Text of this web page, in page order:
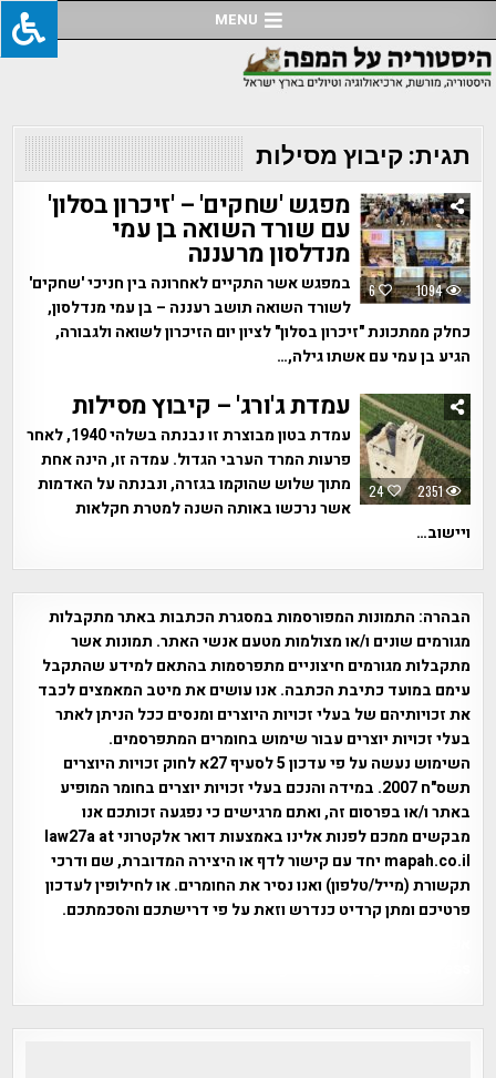
to
content
MENU
תגית:קיבוץ מסילות
6 1094
מפגש 'שחקים' – 'זיכרון בסלון'
עם שורד השואה בן עמי
מנדלסון מרעננה
במפגש אשר התקיים לאחרונה בין חניכי 'שחקים'
לשורד השואה תושב רעננה – בן עמי מנדלסון,
כחלק ממתכונת "זיכרון בסלון" לציון יום הזיכרון לשואה ולגבורה,
הגיע בן עמי עם אשתו גילה,…
24 2351
עמדת ג'ורג' – קיבוץ מסילות
עמדת בטון מבוצרת זו נבנתה בשלהי 1940, לאחר
פרעות המרד הערבי הגדול. עמדה זו, הינה אחת
מתוך שלוש שהוקמו בגזרה, ונבנתה על האדמות
אשר נרכשו באותה השנה למטרת חקלאות
ויישוב…
הבהרה: התמונות המפורסמות במסגרת הכתבות באתר מתקבלות
מגורמים שונים ו/או מצולמות מטעם אנשי האתר. תמונות אשר
מתקבלות מגורמים חיצוניים מתפרסמות בהתאם למידע שהתקבל
עימם במועד כתיבת הכתבה. אנו עושים את מיטב המאמצים לכבד
את זכויותיהם של בעלי זכויות היוצרים ומנסים ככל הניתן לאתר
בעלי זכויות יוצרים עבור שימוש בחומרים המתפרסמים.
השימוש נעשה על פי עדכון 5 לסעיף 27א לחוק זכויות היוצרים
תשס"ח 2007. במידה והנכם בעלי זכויות יוצרים בחומר המופיע
באתר ו/או בפרסום זה, ואתם מרגישים כי נפגעה זכותכם אנו
מבקשים ממכם לפנות אלינו באמצעות דואר אלקטרוני law27a at
mapah.co.il יחד עם קישור לדף או היצירה המדוברת, שם ודרכי
תקשורת (מייל/טלפון) ואנו נסיר את החומרים. או לחילופין לעדכון
פרטיכם ומתן קרדיט כנדרש וזאת על פי דרישתכם והסכמתכם.